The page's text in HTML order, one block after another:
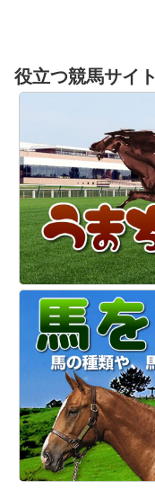
役立つ競馬サイト